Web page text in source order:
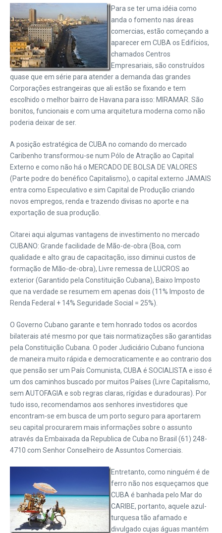
Para se ter uma idéia como
anda o fomento nas áreas
comercias, estão começando a
aparecer em CUBA os Edifícios,
chamados Centros
Empresariais, são construídos
quase que em série para atender a demanda das grandes
Corporações estrangeiras que ali estão se fixando e tem
escolhido o melhor bairro de Havana para isso: MIRAMAR. São
bonitos, funcionais e com uma arquitetura moderna como não
poderia deixar de ser.
A posição estratégica de CUBA no comando do mercado
Caribenho transformou-se num Pólo de Atração ao Capital
Externo e como não há o MERCADO DE BOLSA DE VALORES
(Parte podre do benéfico Capitalismo), o capital externo JAMAIS
entra como Especulativo e sim Capital de Produção criando
novos empregos, renda e trazendo divisas no aporte e na
exportação de sua produção.
Citarei aqui algumas vantagens de investimento no mercado
CUBANO: Grande facilidade de Mão-de-obra (Boa, com
qualidade e alto grau de capacitação, isso diminui custos de
formação de Mão-de-obra), Livre remessa de LUCROS ao
exterior (Garantido pela Constituição Cubana), Baixo Imposto
que na verdade se resumem em apenas dois (11% Imposto de
Renda Federal + 14% Seguridade Social = 25%).
O Governo Cubano garante e tem honrado todos os acordos
bilaterais até mesmo por que tais normatizações são garantidas
pela Constituição Cubana. O poder Judiciário Cubano funciona
de maneira muito rápida e democraticamente e ao contrario dos
que pensão ser um País Comunista, CUBA é SOCIALISTA e isso é
um dos caminhos buscado por muitos Países (Livre Capitalismo,
sem AUTOFAGIA e sob regras claras, rígidas e duradouras). Por
tudo isso, recomendamos aos senhores investidores que
encontram-se em busca de um porto seguro para aportarem
seu capital procurarem mais informações sobre o assunto
através da Embaixada da Republica de Cuba no Brasil (61) 248-
4710 com Senhor Conselheiro de Assuntos Comerciais.
Entretanto, como ninguém é de
ferro não nos esqueçamos que
CUBA é banhada pelo Mar do
CARIBE, portanto, aquele azul-
turquesa tão afamado e
divulgado cujas águas mantém